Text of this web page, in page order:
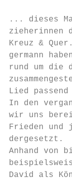
... dieses
Kreuz &
germann
rund um
Lied
In den
wir uns
Frieden und
Anhand
David als